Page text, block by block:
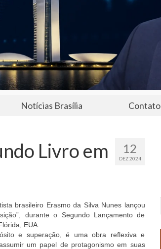
Notícias Brasília Contato
12
DEZ 2024
Livro em
brasileiro Erasmo da Silva Nunes lançou
durante o Segundo Lançamento de
EUA.
e superação, é uma obra reflexiva e
um papel de protagonismo em suas